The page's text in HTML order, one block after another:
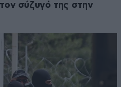
σύζυγό της στην